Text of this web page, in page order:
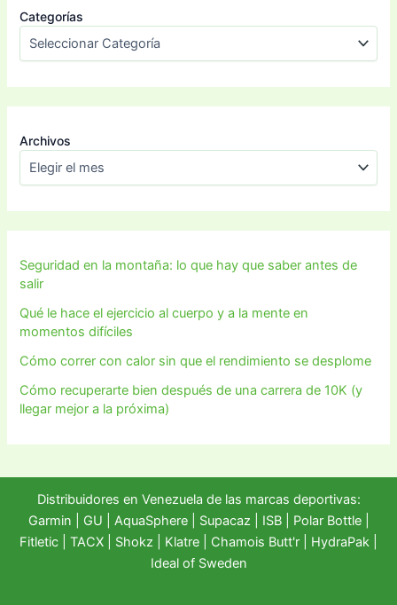
Categorías
Archivos
Seguridad en la montaña: lo que hay que saber antes de
salir
Qué le hace el ejercicio al cuerpo y a la mente en
momentos difíciles
Cómo correr con calor sin que el rendimiento se desplome
Cómo recuperarte bien después de una carrera de 10K (y
llegar mejor a la próxima)
Distribuidores en Venezuela de las marcas deportivas:
Garmin
GU AquaSphere| Supacaz | ISB | Polar Bottle|
Fitletic
TACX Shokz Klatre Chamois Butt'r HydraPak
Ideal of Sweden